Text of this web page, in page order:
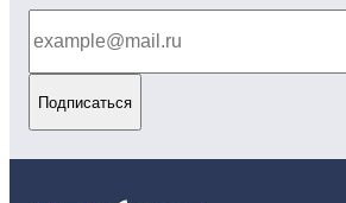
Подписаться